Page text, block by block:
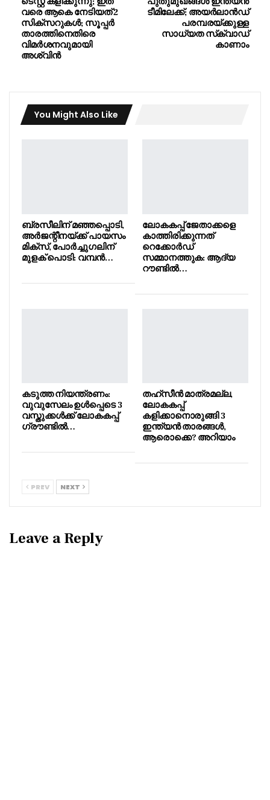
വരെ ആകെ നേടിയത് 2
സിക്‌സറുകൾ; സൂപ്പർ
താരത്തിനെതിരെ
വിമർശനവുമായി
അശ്വിൻ
ടീമിലേക്ക്; അയർലാൻഡ്
പരമ്പരയ്ക്കുള്ള
സാധ്യത സ്‌ക്വാഡ്
കാണാം
You Might Also Like
ബ്രസീലിന് മഞ്ഞപ്പൊടി,
അർജന്റീനയ്ക്ക് പായസം
മിക്സ്, പോർച്ചുഗലിന്
മുളക് പൊടി: വമ്പൻ…
ലോകകപ്പ് ജേതാക്കളെ
കാത്തിരിക്കുന്നത്
റെക്കോർഡ്
സമ്മാനത്തുക: ആദ്യ
റൗണ്ടിൽ…
കടുത്ത നിയന്ത്രണം:
വുവുസേലം ഉൾപ്പെടെ 3
വസ്തുക്കൾക്ക് ലോകകപ്പ്
ഗ്രൗണ്ടിൽ…
തഹ്സീൻ മാത്രമല്ല,
ലോകകപ്പ്
കളിക്കാനൊരുങ്ങി 3
ഇന്ത്യൻ താരങ്ങൾ,
ആരൊക്കെ? അറിയാം
PREV NEXT
Leave a Reply